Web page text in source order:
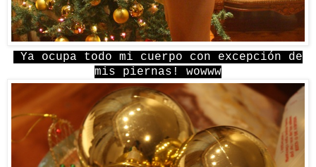
Ya ocupa todo mi cuerpo con excepción de
mis piernas! wowww